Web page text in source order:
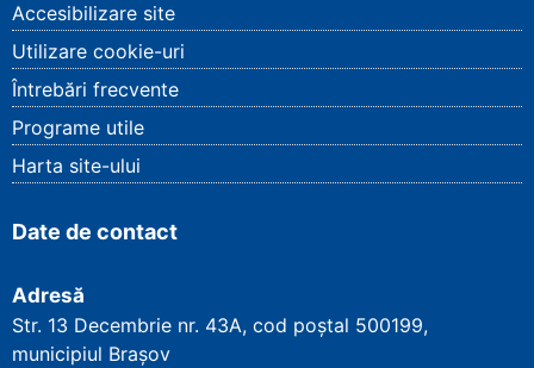
Accesibilizare site
Utilizare cookie-uri
Întrebări frecvente
Programe utile
Harta site-ului
Date de contact
Adresă
Str. 13 Decembrie nr. 43A, cod poștal 500199,
municipiul Brașov